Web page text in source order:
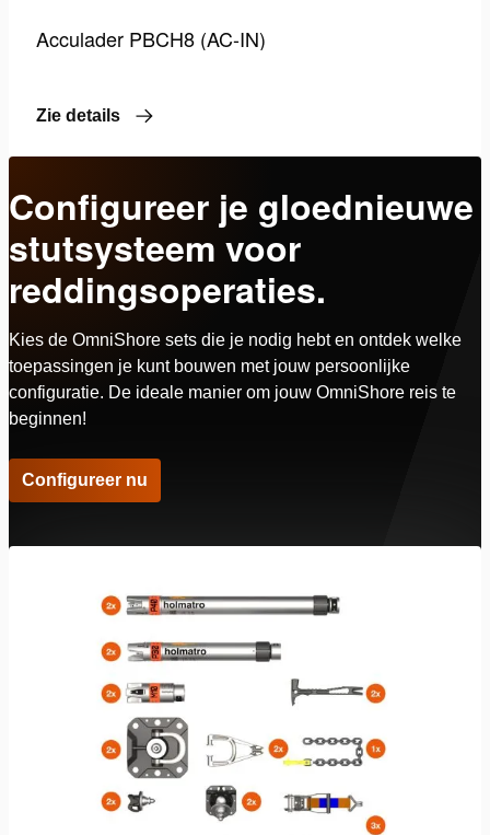
Acculader PBCH8 (AC-IN)
Zie details
Configureer je gloednieuwe
stutsysteem voor
reddingsoperaties.
Kies de OmniShore sets die je nodig hebt en ontdek welke
toepassingen je kunt bouwen met jouw persoonlijke
configuratie. De ideale manier om jouw OmniShore reis te
beginnen!
Configureer nu